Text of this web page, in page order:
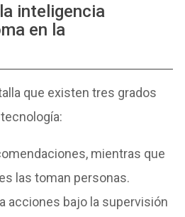
inteligencia
en la
que existen tres grados
mientras que
las toman personas.
acciones bajo la supervisión